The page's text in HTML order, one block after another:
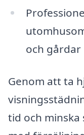
och gårdar
Genom att ta
tid och